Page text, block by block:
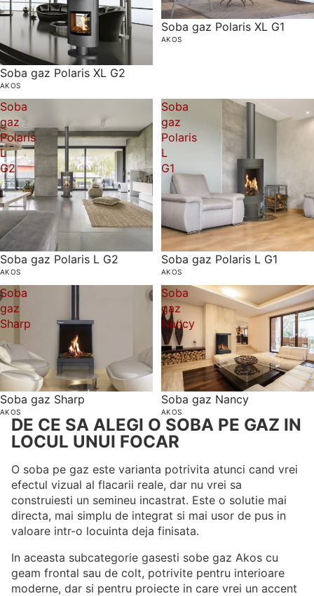
Soba gaz Polaris XL G2
AKOS
Soba gaz Polaris XL G1
AKOS
Soba
gaz
Polaris
L
G2
Soba gaz Polaris L G2
AKOS
Soba
gaz
Polaris
L
G1
Soba gaz Polaris L G1
AKOS
Soba
gaz
Sharp
Soba gaz Sharp
AKOS
Soba
gaz
Nancy
Soba gaz Nancy
AKOS
DE CE SA ALEGI O SOBA PE GAZ IN
LOCUL UNUI FOCAR
O soba pe gaz este varianta potrivita atunci cand vrei
efectul vizual al flacarii reale, dar nu vrei sa
construiesti un semineu incastrat. Este o solutie mai
directa, mai simplu de integrat si mai usor de pus in
valoare intr-o locuinta deja finisata.
In aceasta subcategorie gasesti sobe gaz Akos cu
geam frontal sau de colt, potrivite pentru interioare
moderne, dar si pentru proiecte in care vrei un accent